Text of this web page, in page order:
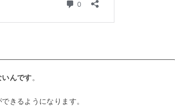
いんです。
きるようになります。